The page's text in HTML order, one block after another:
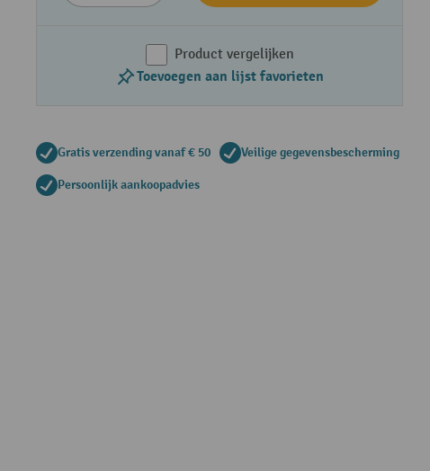
Product vergelijken
Toevoegen aan lijst favorieten
Gratis verzending vanaf € 50 Veilige gegevensbescherming
Persoonlijk aankoopadvies